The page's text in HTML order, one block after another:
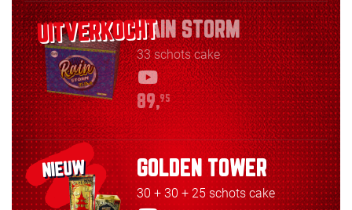
RAIN STORM
33 schots cake
89,95
NIEUW GOLDEN TOWER
30 + 30 + 25 schots cake